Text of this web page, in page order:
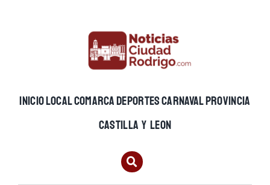
INICIOLOCALCOMARCADEPORTESCARNAVALPROVINCIA
CASTILLA Y LEON